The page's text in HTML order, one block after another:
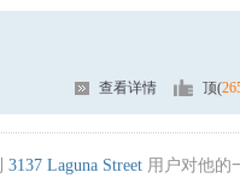
查看详情 顶(
3137 Laguna Street 用户对他的